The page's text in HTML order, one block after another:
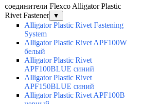
соединители Flexco Alligator Plastic
Rivet Fastener
▼
Alligator Plastic Rivet Fastening
System
Alligator Plastic Rivet APF100W
белый
Alligator Plastic Rivet
APF100BLUE синий
Alligator Plastic Rivet
APF150BLUE синий
Alligator Plastic Rivet APF100B